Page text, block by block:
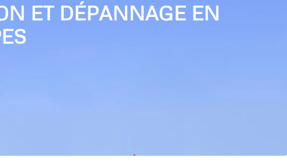
ET DÉPANNAGE EN